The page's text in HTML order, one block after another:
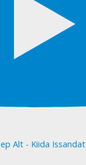
Alt - Kiida Issandat